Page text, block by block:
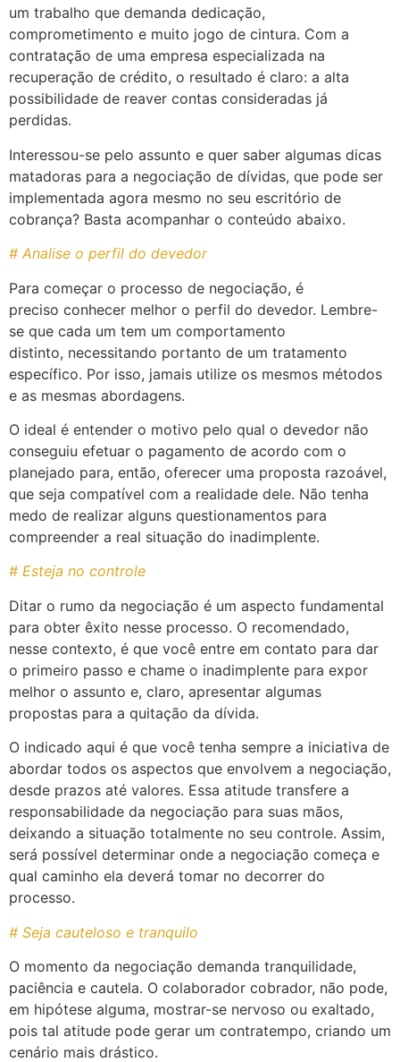
um trabalho que demanda dedicação,
comprometimento e muito jogo de cintura. Com a
contratação de uma empresa especializada na
recuperação de crédito, o resultado é claro: a alta
possibilidade de reaver contas consideradas já
perdidas.
Interessou-se pelo assunto e quer saber algumas dicas
matadoras para a negociação de dívidas, que pode ser
implementada agora mesmo no seu escritório de
cobrança? Basta acompanhar o conteúdo abaixo.
# Analise o perfil do devedor
Para começar o processo de negociação, é
preciso conhecer melhor o perfil do devedor. Lembre-
se que cada um tem um comportamento
distinto, necessitando portanto de um tratamento
específico. Por isso, jamais utilize os mesmos métodos
e as mesmas abordagens.
O ideal é entender o motivo pelo qual o devedor não
conseguiu efetuar o pagamento de acordo com o
planejado para, então, oferecer uma proposta razoável,
que seja compatível com a realidade dele. Não tenha
medo de realizar alguns questionamentos para
compreender a real situação do inadimplente.
# Esteja no controle
Ditar o rumo da negociação é um aspecto fundamental
para obter êxito nesse processo. O recomendado,
nesse contexto, é que você entre em contato para dar
o primeiro passo e chame o inadimplente para expor
melhor o assunto e, claro, apresentar algumas
propostas para a quitação da dívida.
O indicado aqui é que você tenha sempre a iniciativa de
abordar todos os aspectos que envolvem a negociação,
desde prazos até valores. Essa atitude transfere a
responsabilidade da negociação para suas mãos,
deixando a situação totalmente no seu controle. Assim,
será possível determinar onde a negociação começa e
qual caminho ela deverá tomar no decorrer do
processo.
# Seja cauteloso e tranquilo
O momento da negociação demanda tranquilidade,
paciência e cautela. O colaborador cobrador, não pode,
em hipótese alguma, mostrar-se nervoso ou exaltado,
pois tal atitude pode gerar um contratempo, criando um
cenário mais drástico.